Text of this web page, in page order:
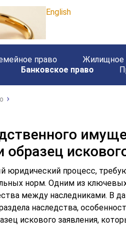
English
право Жилищное
Банковское право
образец
юридический процесс,
норм. Одним из
между наследниками. В
наследства,
искового заявления,